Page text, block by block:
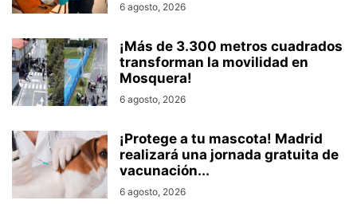
6 agosto, 2026
¡Más de 3.300 metros cuadrados
transforman la movilidad en
Mosquera!
6 agosto, 2026
¡Protege a tu mascota! Madrid
realizará una jornada gratuita de
vacunación...
6 agosto, 2026